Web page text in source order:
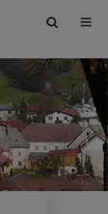
Site
toggle